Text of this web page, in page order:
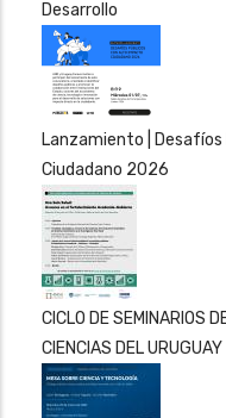
Desarrollo
Lanzamiento |
Ciudadano 2026
CICLO DE SEMINARIOS
CIENCIAS DEL URUGUAY